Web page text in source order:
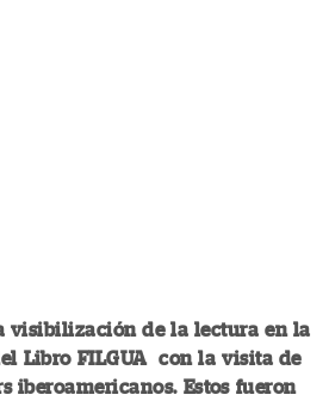
visibilización de la lectura en la
Libro FILGUA con la visita de
iberoamericanos. Estos fueron